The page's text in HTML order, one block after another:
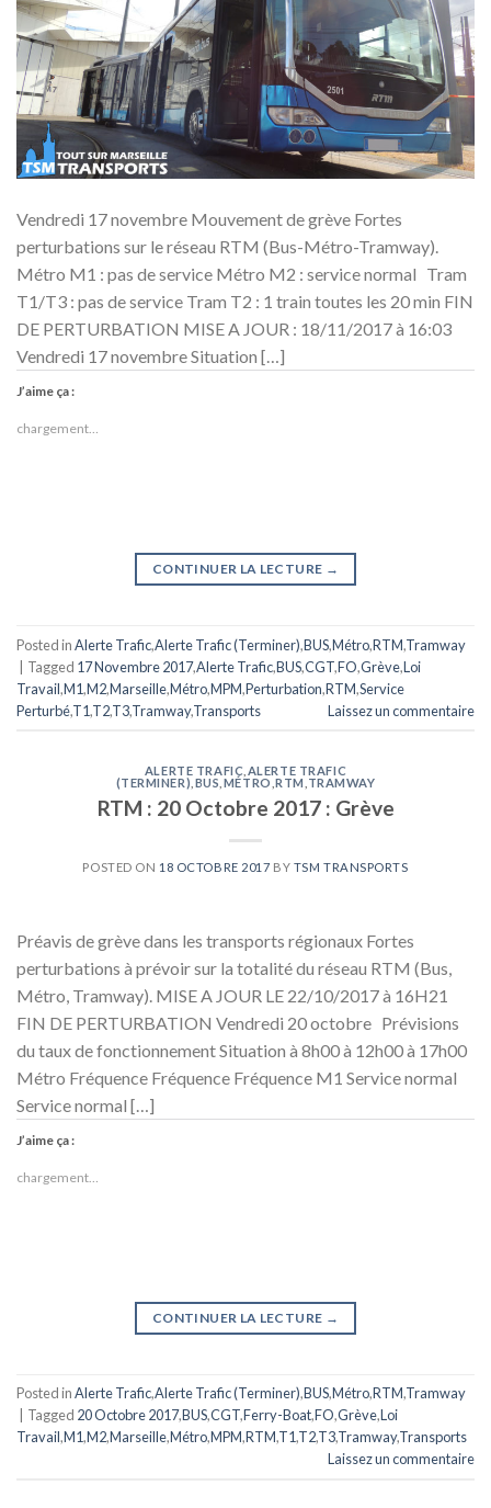
Vendredi 17 novembre Mouvement de grève Fortes
perturbations sur le réseau RTM (Bus-Métro-Tramway).
Métro M1 : pas de service Métro M2 : service normal Tram
T1/T3 : pas de service Tram T2 : 1 train toutes les 20 min FIN
DE PERTURBATION MISE A JOUR : 18/11/2017 à 16:03
Vendredi 17 novembre Situation […]
J’aime ça :
chargement…
CONTINUER LA LECTURE →
Posted inAlerte Trafic,Alerte Trafic (Terminer),BUS,Métro,RTM,Tramway
Tagged 17 Novembre 2017,Alerte Trafic,BUS,CGT,FO,Grève,Loi
Travail,M1,M2,Marseille,Métro,MPM,Perturbation,RTM,Service
Perturbé,T1,T2,T3,Tramway,Transports Laissez un commentaire
ALERTE TRAFIC ALERTE TRAFIC
(TERMINER) BUS MÉTRO ,RTM TRAMWAY
RTM : 20 Octobre 2017 : Grève
POSTED ON 18 OCTOBRE 2017 BY TSM TRANSPORTS
Préavis de grève dans les transports régionaux Fortes
perturbations à prévoir sur la totalité du réseau RTM (Bus,
Métro, Tramway). MISE A JOUR LE 22/10/2017 à 16H21
FIN DE PERTURBATION Vendredi 20 octobre Prévisions
du taux de fonctionnement Situation à 8h00 à 12h00 à 17h00
Métro Fréquence Fréquence Fréquence M1 Service normal
Service normal […]
J’aime ça :
chargement…
CONTINUER LA LECTURE →
Posted inAlerte Trafic,Alerte Trafic (Terminer),BUS,Métro,RTM,Tramway
Tagged 20 Octobre 2017,BUS,CGT,Ferry-Boat,FO,Grève,Loi
Travail,M1,M2,Marseille,Métro,MPM,RTM,T1,T2,T3,Tramway,Transports
Laissez un commentaire